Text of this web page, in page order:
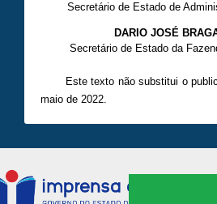
Secretário de Estado de
DARIO JOSÉ
Secretário de Estado da
Este texto não substitui o
maio de 2022.